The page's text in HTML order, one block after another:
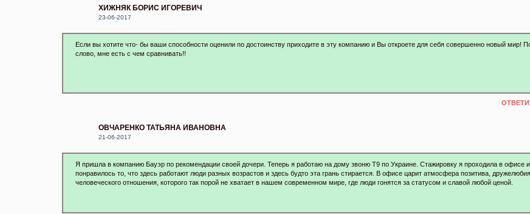
ХИЖНЯК БОРИС ИГОРЕВИЧ
23-06-2017
Если вы хотите что- бы ваши способности оценили по достоинству приходите в эту компанию и Вы откроете для себя совершенно новый мир!
слово, мне есть с чем сравнивать!!
ОВЧАРЕНКО ТАТЬЯНА ИВАНОВНА
21-06-2017
Я пришла в компанию Бауэр по рекомендации своей дочери. Теперь я работаю на дому звоню Т9 по Украине. Стажировку я проходила в офисе
понравилось то, что здесь работают люди разных возрастов и здесь будто эта грань стирается. В офисе царит атмосфера позитива,
человеческого отношения, которого так порой не хватает в нашем современном мире, где люди гонятся за статусом и славой любой ценой.